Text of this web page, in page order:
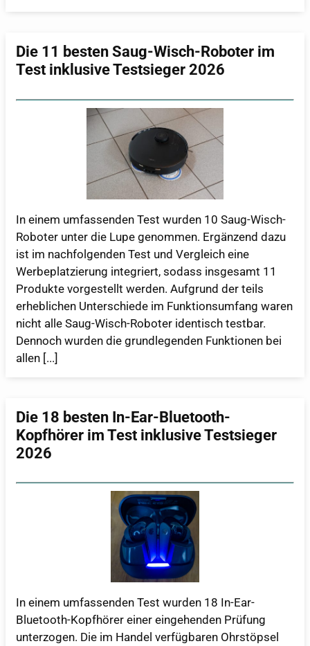
Die 11 besten Saug-Wisch-Roboter im
Test inklusive Testsieger 2026
In einem umfassenden Test wurden 10 Saug-Wisch-
Roboter unter die Lupe genommen. Ergänzend dazu
ist im nachfolgenden Test und Vergleich eine
Werbeplatzierung integriert, sodass insgesamt 11
Produkte vorgestellt werden. Aufgrund der teils
erheblichen Unterschiede im Funktionsumfang waren
nicht alle Saug-Wisch-Roboter identisch testbar.
Dennoch wurden die grundlegenden Funktionen bei
allen [...]
Die 18 besten In-Ear-Bluetooth-
Kopfhörer im Test inklusive Testsieger
2026
In einem umfassenden Test wurden 18 In-Ear-
Bluetooth-Kopfhörer einer eingehenden Prüfung
unterzogen. Die im Handel verfügbaren Ohrstöpsel